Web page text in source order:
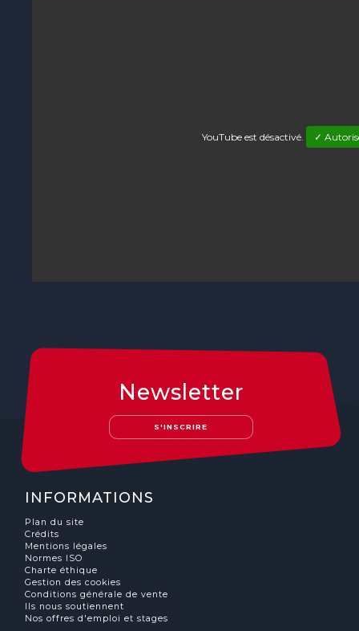
YouTube est désactivé. ✓
Newsletter
S'INSCRIRE
INFORMATIONS
Plan du site
Crédits
Mentions légales
Normes ISO
Charte éthique
Gestion des cookies
Conditions générale de vente
Ils nous soutiennent
Nos offres d'emploi et stages